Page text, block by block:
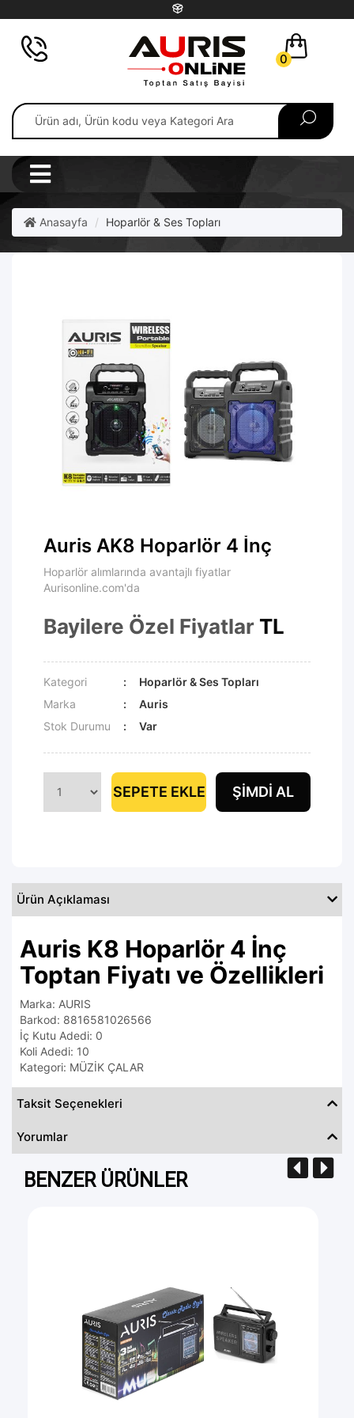
0
Anasayfa Hoparlör & Ses Topları
Auris AK8 Hoparlör 4 İnç
Hoparlör alımlarında avantajlı fiyatlar
Aurisonline.com'da
Bayilere Özel Fiyatlar TL
Kategori
Hoparlör & Ses Topları
Marka
Auris
Stok Durumu
Var
SEPETE EKLE ŞIMDI AL
Ürün Açıklaması
Auris K8 Hoparlör 4 İnç
Toptan Fiyatı ve Özellikleri
Marka: AURIS
Barkod: 8816581026566
İç Kutu Adedi: 0
Koli Adedi: 10
Kategori: MÜZİK ÇALAR
Taksit Seçenekleri
Yorumlar
BENZER ÜRÜNLER